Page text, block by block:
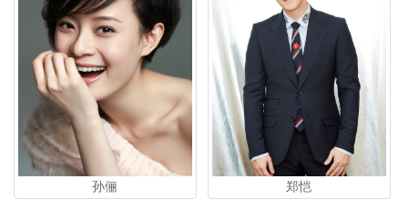
孙俪 郑恺